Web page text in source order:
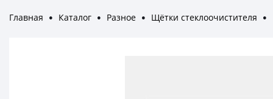
Главная ● Каталог ● Разное ● Щётки стеклоочистителя ●